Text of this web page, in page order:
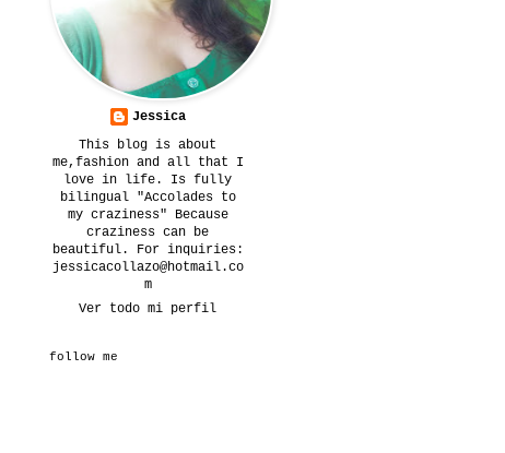
Jessica
This blog is about
me,fashion and all that I
love in life. Is fully
bilingual "Accolades to
my craziness" Because
craziness can be
beautiful. For inquiries:
jessicacollazo@hotmail.co
m
Ver todo mi perfil
follow me